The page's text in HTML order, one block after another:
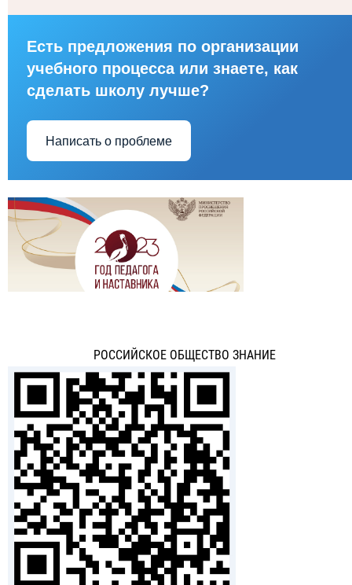
Есть предложения по организации
учебного процесса или знаете, как
сделать школу лучше?
Написать о проблеме
РОССИЙСКОЕ ОБЩЕСТВО ЗНАНИЕ